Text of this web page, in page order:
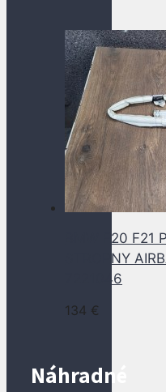
BMW F20 F21
STROPNY
7221046
134 €
Náhradné